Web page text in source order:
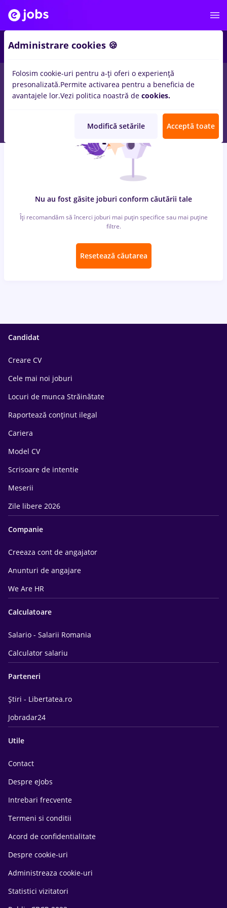
locuri de muncapeisagist, Full timeinBucuresti
Student, Entry-Level (< 2 ani)inTransport / Distributie
Nu au fost găsite joburi conform căutării tale
Îți recomandăm să încerci joburi mai puțin specifice sau mai puține
filtre.
Resetează căutarea
Candidat
Creare CV
Cele mai noi joburi
Locuri de munca Străinătate
Raportează conținut ilegal
Cariera
Model CV
Scrisoare de intentie
Meserii
Zile libere 2026
Companie
Creeaza cont de angajator
Anunturi de angajare
We Are HR
Calculatoare
Salario - Salarii Romania
Calculator salariu
Parteneri
Știri - Libertatea.ro
Jobradar24
Utile
Contact
Despre eJobs
Intrebari frecvente
Termeni si conditii
Acord de confidentialitate
Despre cookie-uri
Administreaza cookie-uri
Statistici vizitatori
Administrare cookies 🍪
Folosim cookie-uri pentru a-ți oferi o experiență
presonalizată.Permite activarea pentru a beneficia de
avantajele lor.Vezi politica noastră de cookies.
Modifică setările Acceptă toate